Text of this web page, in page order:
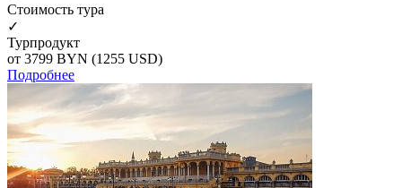
Cтоимость тура
✓
Турпродукт
от 3799 BYN (1255 USD)
Подробнее